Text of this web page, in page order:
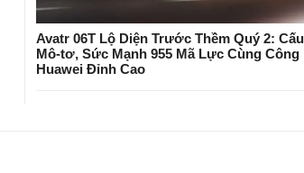
Avatr 06T Lộ Diện Trước Thềm Quý 2:
Mô-tơ, Sức Mạnh 955 Mã Lực Cùng Công
Huawei Đỉnh Cao